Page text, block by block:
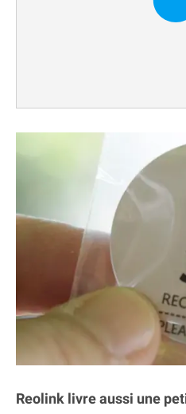
Reolink livre aussi une